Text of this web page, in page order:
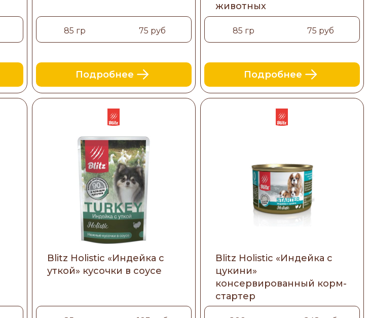
85 гр 75 руб
Подробнее
животных
85 гр 75 руб
Подробнее
Blitz Holistic «Индейка с
уткой» кусочки в соусе
Blitz Holistic «Индейка с
цукини»
консервированный корм-
стартер